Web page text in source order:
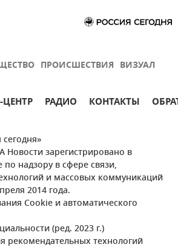
ПРОИСШЕСТВИЯ ВИЗУАЛ
ЦЕНТР РАДИО КОНТАКТЫ
Новости зарегистрировано в
надзору в сфере связи,
и массовых коммуникаций
2014 года.
Cookie и автоматического
(ред. 2023 г.)
рекомендательных технологий